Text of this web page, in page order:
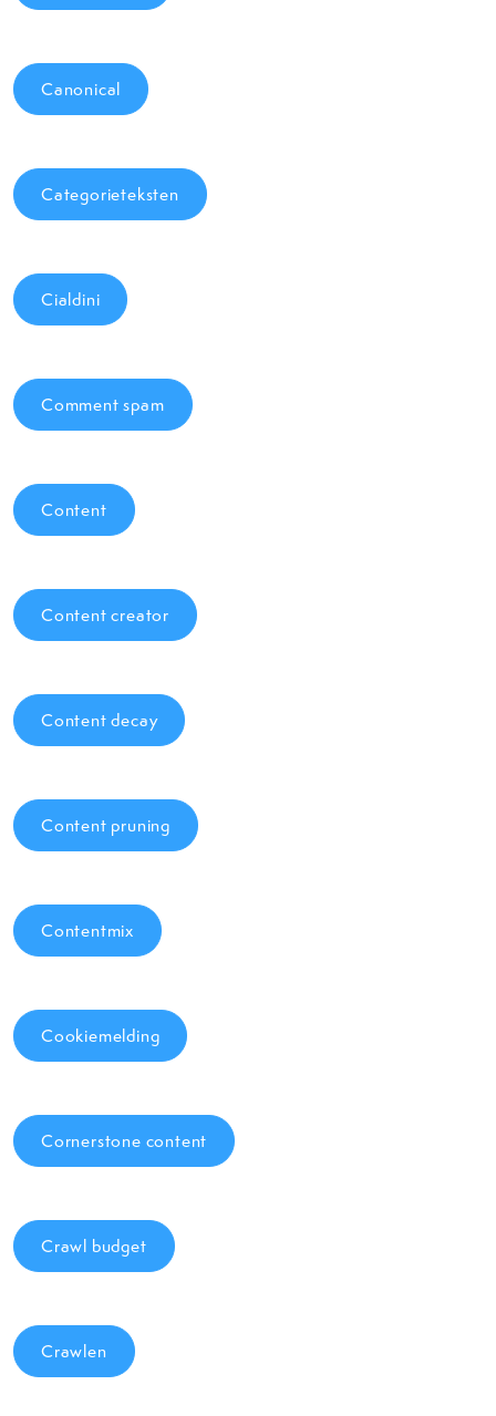
Canonical
Categorieteksten
Cialdini
Comment spam
Content
Content creator
Content decay
Content pruning
Contentmix
Cookiemelding
Cornerstone content
Crawl budget
Crawlen